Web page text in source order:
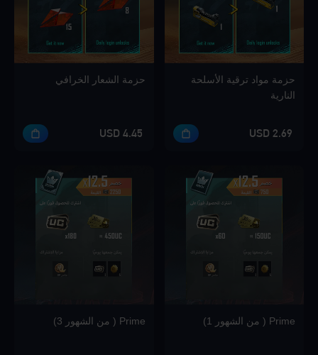
Loading...
Loading...
حزمة مواد ترقية الأسلحة
النارية
2.69 USD
حزمة الشعار الخرافي
4.45 USD
Prime ( من الشهور 1) Prime ( من الشهور 3)